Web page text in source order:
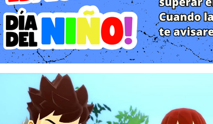
y Narrativa: Un Viaje a Través de la Amistad y
narrativa de esta colección se aleja de la simple
la coexistencia pacífica entre humanos y
sitúa en un mundo golpeado repentinamente
(Rider) de la aldea Hakum, quien, tras
emprende un viaje iniciático para devolver
se ocultan tras la corrupción y aprendiendo a